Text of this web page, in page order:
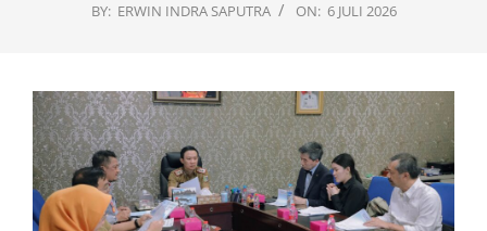
BY: ERWIN INDRA SAPUTRA ON: 6 JULI 2026